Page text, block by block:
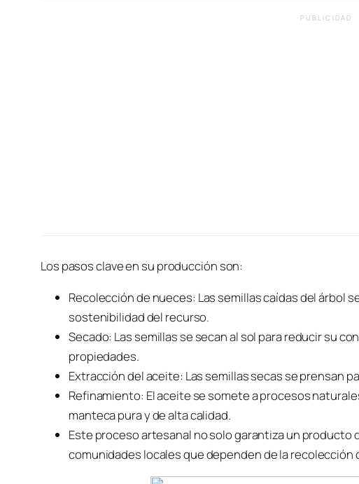
PUBLICIDAD
Los pasos clave en su producción son:
Recolección de nueces: Las semillas caídas del árbol
sostenibilidad del recurso.
Secado: Las semillas se secan al sol para reducir su
propiedades.
Extracción del aceite: Las semillas secas se prensan
Refinamiento: El aceite se somete a procesos
manteca pura y de alta calidad.
Este proceso artesanal no solo garantiza un producto
comunidades locales que dependen de la